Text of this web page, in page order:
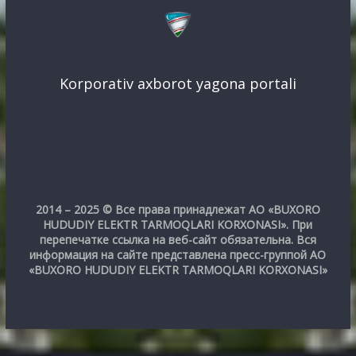
Korporativ axborot yagona portali
2014 – 2025 © Все права принадлежат АО «BUXORO
HUDUDIY ELEKTR TARMOQLARI KORXONASI». При
перепечатке ссылка на веб-сайт обязательна. Вся
информация на сайте представлена пресс-группой АО
«BUXORO HUDUDIY ELEKTR TARMOQLARI KORXONASI»